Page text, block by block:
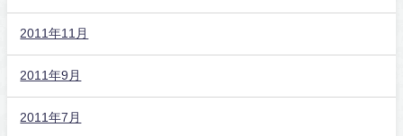
2011年11月
2011年9月
2011年7月